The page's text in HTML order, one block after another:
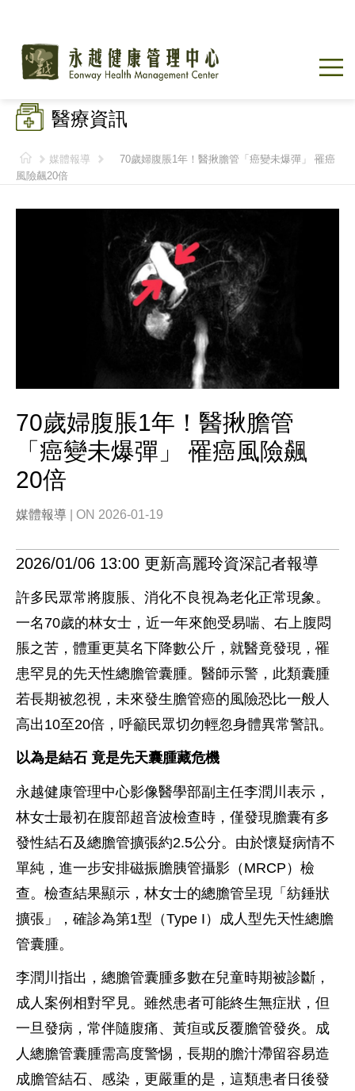
醫療資訊
媒體報導
70歲婦腹脹1年！醫揪膽管「癌變未爆彈」 罹癌
風險飆20倍
70歲婦腹脹1年！醫揪膽管
「癌變未爆彈」 罹癌風險飆
20倍
媒體報導 | ON 2026-01-19
2026/01/06 13:00 更新高麗玲資深記者報導
許多民眾常將腹脹、消化不良視為老化正常現象。
一名70歲的林女士，近一年來飽受易喘、右上腹悶
脹之苦，體重更莫名下降數公斤，就醫竟發現，罹
患罕見的先天性總膽管囊腫。醫師示警，此類囊腫
若長期被忽視，未來發生膽管癌的風險恐比一般人
高出10至20倍，呼籲民眾切勿輕忽身體異常警訊。
以為是結石 竟是先天囊腫藏危機
永越健康管理中心影像醫學部副主任李潤川表示，
林女士最初在腹部超音波檢查時，僅發現膽囊有多
發性結石及總膽管擴張約2.5公分。由於懷疑病情不
單純，進一步安排磁振膽胰管攝影（MRCP）檢
查。檢查結果顯示，林女士的總膽管呈現「紡錘狀
擴張」，確診為第1型（Type I）成人型先天性總膽
管囊腫。
李潤川指出，總膽管囊腫多數在兒童時期被診斷，
成人案例相對罕見。雖然患者可能終生無症狀，但
一旦發病，常伴隨腹痛、黃疸或反覆膽管發炎。成
人總膽管囊腫需高度警惕，長期的膽汁滯留容易造
成膽管結石、感染，更嚴重的是，這類患者日後發